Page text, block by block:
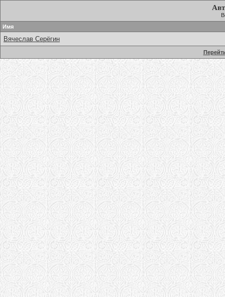
Имя
Вячеслав Серёгин